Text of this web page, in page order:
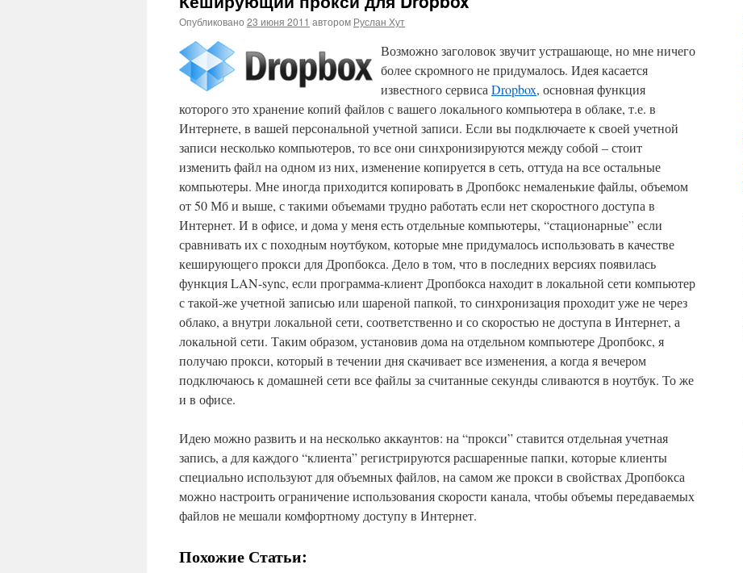
Опубликовано 23 июня 2011 автором Руслан Хут
Возможно заголовок звучит устрашающе, но мне ничего
более скромного не придумалось. Идея касается
известного сервиса Dropbox, основная функция
которого это хранение копий файлов с вашего локального компьютера в облаке, т.е. в
Интернете, в вашей персональной учетной записи. Если вы подключаете к своей учетной
записи несколько компьютеров, то все они синхронизируются между собой – стоит
изменить файл на одном из них, изменение копируется в сеть, оттуда на все остальные
компьютеры. Мне иногда приходится копировать в Дропбокс немаленькие файлы, объемом
от 50 Мб и выше, с такими объемами трудно работать если нет скоростного доступа в
Интернет. И в офисе, и дома у меня есть отдельные компьютеры, “стационарные” если
сравнивать их с походным ноутбуком, которые мне придумалось использовать в качестве
кеширующего прокси для Дропбокса. Дело в том, что в последних версиях появилась
функция LAN-sync, если программа-клиент Дропбокса находит в локальной сети компьютер
с такой-же учетной записью или шареной папкой, то синхронизация проходит уже не через
облако, а внутри локальной сети, соответственно и со скоростью не доступа в Интернет, а
локальной сети. Таким образом, установив дома на отдельном компьютере Дропбокс, я
получаю прокси, который в течении дня скачивает все изменения, а когда я вечером
подключаюсь к домашней сети все файлы за считанные секунды сливаются в ноутбук. То же
и в офисе.
Идею можно развить и на несколько аккаунтов: на “прокси” ставится отдельная учетная
запись, а для каждого “клиента” регистрируются расшаренные папки, которые клиенты
специально используют для объемных файлов, на самом же прокси в свойствах Дропбокса
можно настроить ограничение использования скорости канала, чтобы объемы передаваемых
файлов не мешали комфортному доступу в Интернет.
Похожие Статьи: